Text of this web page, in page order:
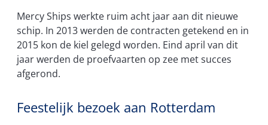
Mercy Ships werkte ruim acht jaar aan dit nieuwe
schip. In 2013 werden de contracten getekend en in
2015 kon de kiel gelegd worden. Eind april van dit
jaar werden de proefvaarten op zee met succes
afgerond.
Feestelijk bezoek aan Rotterdam